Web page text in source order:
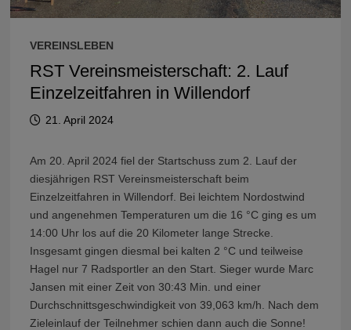
VEREINSLEBEN
RST Vereinsmeisterschaft: 2. Lauf
Einzelzeitfahren in Willendorf
21. April 2024
Am 20. April 2024 fiel der Startschuss zum 2. Lauf der
diesjährigen RST Vereinsmeisterschaft beim
Einzelzeitfahren in Willendorf. Bei leichtem Nordostwind
und angenehmen Temperaturen um die 16 °C ging es um
14:00 Uhr los auf die 20 Kilometer lange Strecke.
Insgesamt gingen diesmal bei kalten 2 °C und teilweise
Hagel nur 7 Radsportler an den Start. Sieger wurde Marc
Jansen mit einer Zeit von 30:43 Min. und einer
Durchschnittsgeschwindigkeit von 39,063 km/h. Nach dem
Zieleinlauf der Teilnehmer schien dann auch die Sonne!